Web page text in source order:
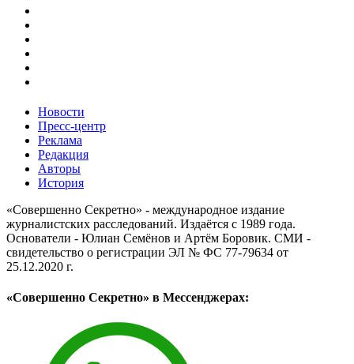
Новости
Пресс-центр
Реклама
Редакция
Авторы
История
«Совершенно Секретно» - международное издание
журналистских расследований. Издаётся с 1989 года.
Основатели - Юлиан Семёнов и Артём Боровик. CМИ -
свидетельство о регистрации ЭЛ № ФС 77-79634 от
25.12.2020 г.
«Совершенно Секретно» в Мессенджерах: